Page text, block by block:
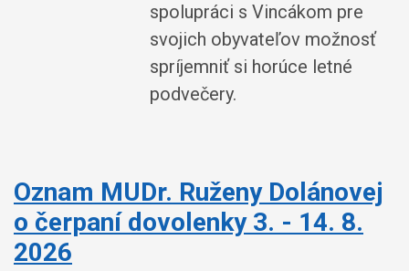
spolupráci s Vincákom pre
svojich obyvateľov možnosť
spríjemniť si horúce letné
podvečery.
Oznam MUDr. Ruženy Dolánovej
o čerpaní dovolenky 3. - 14. 8.
2026